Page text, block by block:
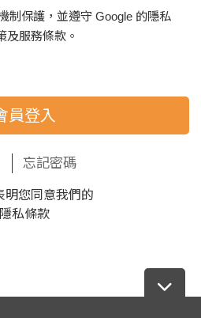
制保護，並遵守 Google 的隱私
及服務條款。
員登入
忘記密碼
明您同意我們的
隱私條款